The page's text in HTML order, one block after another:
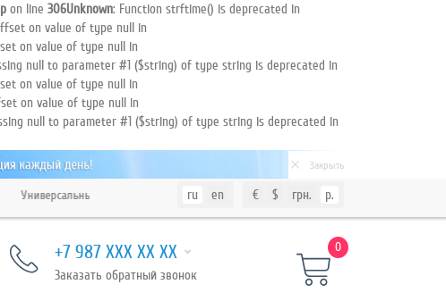
on line 306Unknown: Function strftime() is deprecated in
on value of type null in
on value of type null in
null to parameter #1 ($string) of type string is deprecated in
on value of type null in
on value of type null in
null to parameter #1 ($string) of type string is deprecated in
Закрыть
Универсальный Многомодульный Шаблон для продажи товаров различной тематики.
€ $ грн. р.
ru en
+7 987 XXX XX XX
Заказатьобратныйзвонок
0